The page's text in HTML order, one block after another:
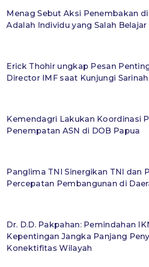
Menag Sebut Aksi Penembakan
Adalah Individu yang Salah
Erick Thohir ungkap Pesan
Director IMF saat Kunjungi Sarinah
Kemendagri Lakukan Koordinasi
Penempatan ASN di DOB Papua
Panglima TNI Sinergikan TNI dan
Percepatan Pembangunan di
Dr. D.D. Pakpahan: Pemindahan
Kepentingan Jangka Panjang
Konektifitas Wilayah